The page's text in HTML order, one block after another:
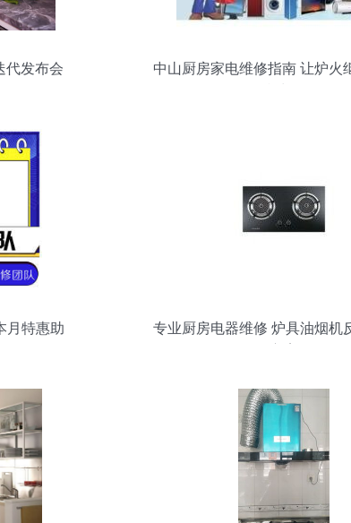
代发布会
中山厨房家电维修指南 让炉火
月特惠助
专业厨房电器维修 炉具油烟机